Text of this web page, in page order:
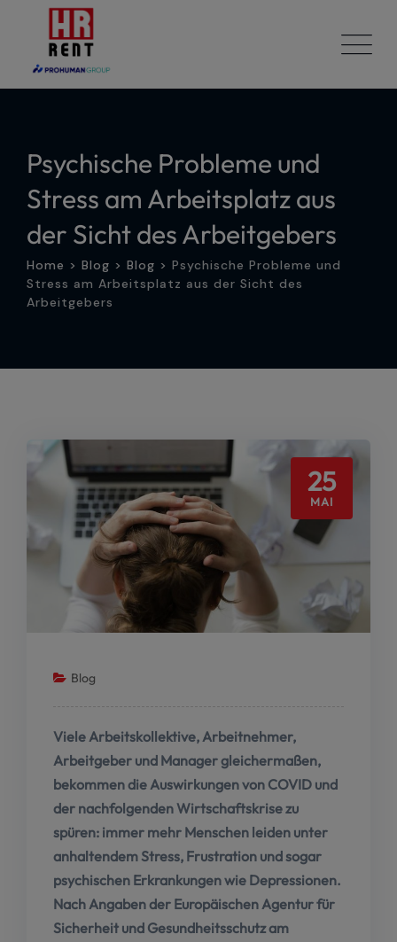
Psychische Probleme und
Stress am Arbeitsplatz aus
der Sicht des Arbeitgebers
Home > Blog > Blog > Psychische Probleme und
Stress am Arbeitsplatz aus der Sicht des
Arbeitgebers
25
MAI
Blog
Viele Arbeitskollektive, Arbeitnehmer,
Arbeitgeber und Manager gleichermaßen,
bekommen die Auswirkungen von COVID und
der nachfolgenden Wirtschaftskrise zu
spüren: immer mehr Menschen leiden unter
anhaltendem Stress, Frustration und sogar
psychischen Erkrankungen wie Depressionen.
Nach Angaben der Europäischen Agentur für
Sicherheit und Gesundheitsschutz am